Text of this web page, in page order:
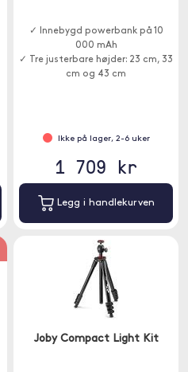
✓ Innebygd powerbank på 10
000 mAh
✓ Tre justerbare højder: 23 cm, 33
cm og 43 cm
Ikke på lager, 2-6 uker
1 709 kr
Legg i handlekurven
Joby Compact Light Kit